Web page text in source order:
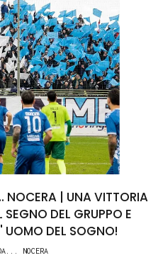
NOCERA | UNA VITTORIA
DEL GRUPPO E
UOMO DEL SOGNO!
NOCERA